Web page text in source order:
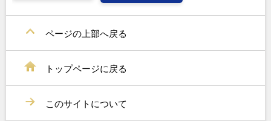
ページの上部へ戻る
トップページに戻る
このサイトについて